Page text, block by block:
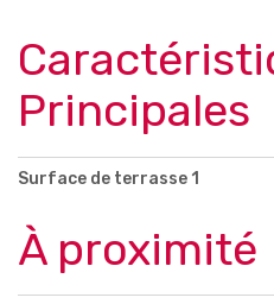
Principales
Surface de terrasse 1
À proximité